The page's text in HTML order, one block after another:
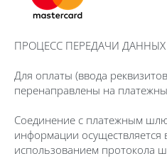
ПРОЦЕСС ПЕРЕДАЧИ ДАННЫХ
Для оплаты (ввода
перенаправлены на
Соединение с платежным
информации
использованием протокола